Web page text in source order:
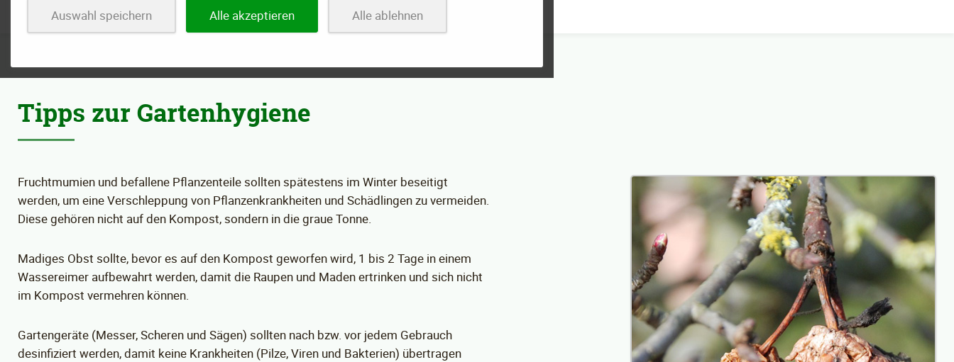
Auswahl speichern Alle akzeptieren Alle ablehnen
Tipps zur Gartenhygiene
Fruchtmumien und befallene Pflanzenteile sollten spätestens im Winter beseitigt
werden, um eine Verschleppung von Pflanzenkrankheiten und Schädlingen zu vermeiden.
Diese gehören nicht auf den Kompost, sondern in die graue Tonne.
Madiges Obst sollte, bevor es auf den Kompost geworfen wird, 1 bis 2 Tage in einem
Wassereimer aufbewahrt werden, damit die Raupen und Maden ertrinken und sich nicht
im Kompost vermehren können.
Gartengeräte (Messer, Scheren und Sägen) sollten nach bzw. vor jedem Gebrauch
desinfiziert werden, damit keine Krankheiten (Pilze, Viren und Bakterien) übertragen